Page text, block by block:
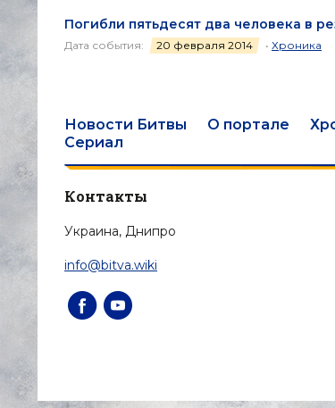
Погибли пятьдесят два человека в
Дата события: 20 февраля 2014 • Хроника
Новости Битвы О портале
Сериал
Контакты
Украина, Днипро
info@bitva.wiki